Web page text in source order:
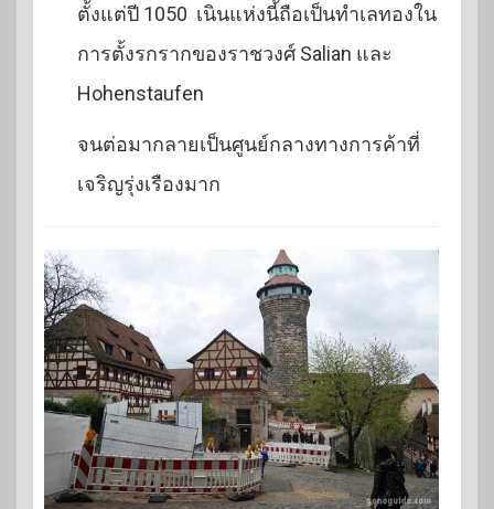
ตั้งแต่ปี 1050 เนินแห่งนี้ถือเป็นทำเลทองใน
การตั้งรกรากของราชวงศ์ Salian และ
Hohenstaufen
จนต่อมากลายเป็นศูนย์กลางทางการค้าที่
เจริญรุ่งเรืองมาก